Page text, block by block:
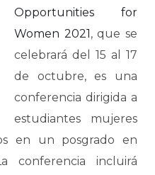
Opportunities for
Women 2021, que se
celebrará del 15 al 17
de octubre, es una
conferencia dirigida a
estudiantes mujeres
en un posgrado en
conferencia incluirá